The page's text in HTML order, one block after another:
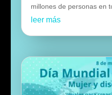
millones de personas en
leer más